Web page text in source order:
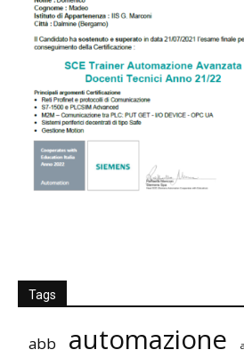
Tags
abb automazione